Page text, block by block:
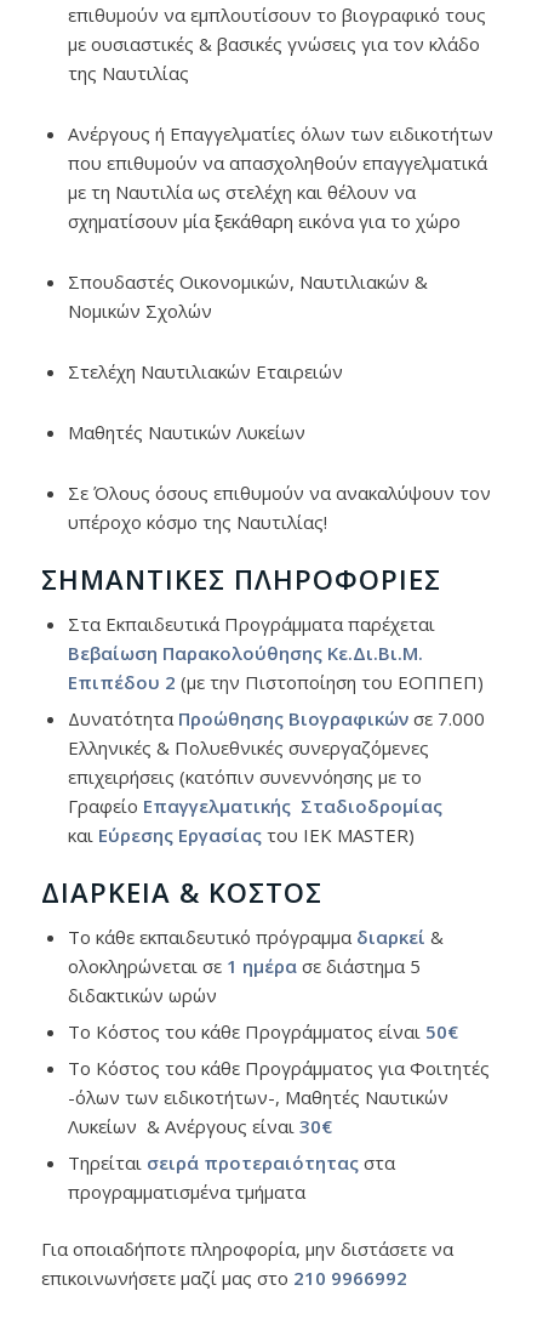
επιθυμούν να εμπλουτίσουν το βιογραφικό τους
με ουσιαστικές & βασικές γνώσεις για τον κλάδο
της Ναυτιλίας
Ανέργους ή Επαγγελματίες όλων των ειδικοτήτων
που επιθυμούν να απασχοληθούν επαγγελματικά
με τη Ναυτιλία ως στελέχη και θέλουν να
σχηματίσουν μία ξεκάθαρη εικόνα για το χώρο
Σπουδαστές Οικονομικών, Ναυτιλιακών &
Νομικών Σχολών
Στελέχη Ναυτιλιακών Εταιρειών
Μαθητές Ναυτικών Λυκείων
Σε Όλους όσους επιθυμούν να ανακαλύψουν τον
υπέροχο κόσμο της Ναυτιλίας!
ΣΗΜΑΝΤΙΚΈΣ ΠΛΗΡΟΦΟΡΊΕΣ
Στα Εκπαιδευτικά Προγράμματα παρέχεται
Βεβαίωση Παρακολούθησης Κε.Δι.Βι.Μ.
Επιπέδου 2 (με την Πιστοποίηση του ΕΟΠΠΕΠ)
Δυνατότητα Προώθησης Βιογραφικώνσε 7.000
Ελληνικές & Πολυεθνικές συνεργαζόμενες
επιχειρήσεις (κατόπιν συνεννόησης με το
Γραφείο Επαγγελματικής Σταδιοδρομίας
και Εύρεσης Εργασίαςτου ΙΕΚ MASTER)
ΔΙΆΡΚΕΙΑ & ΚΌΣΤΟΣ
Το κάθε εκπαιδευτικό πρόγραμμαδιαρκεί &
ολοκληρώνεται σε 1 ημέρασε διάστημα 5
διδακτικών ωρών
Το Κόστος του κάθε Προγράμματος είναι 50€
Το Κόστος του κάθε Προγράμματος για Φοιτητές
-όλων των ειδικοτήτων-, Μαθητές Ναυτικών
Λυκείων & Ανέργους είναι 30€
Τηρείται σειρά προτεραιότηταςστα
προγραμματισμένα τμήματα
Για οποιαδήποτε πληροφορία, μην διστάσετε να
επικοινωνήσετε μαζί μας στο 210 9966992